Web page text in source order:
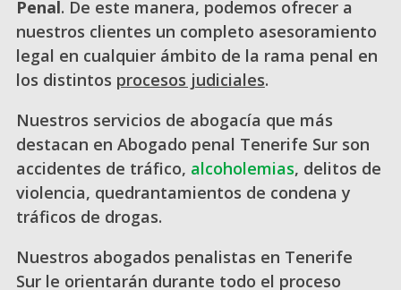
Penal. De este manera, podemos ofrecer a
nuestros clientes un completo asesoramiento
legal en cualquier ámbito de la rama penal en
los distintos procesos judiciales.
Nuestros servicios de abogacía que más
destacan en Abogado penal Tenerife Sur son
accidentes de tráfico, alcoholemias, delitos de
violencia, quedrantamientos de condena y
tráficos de drogas.
Nuestros abogados penalistas en Tenerife
Sur le orientarán durante todo el proceso